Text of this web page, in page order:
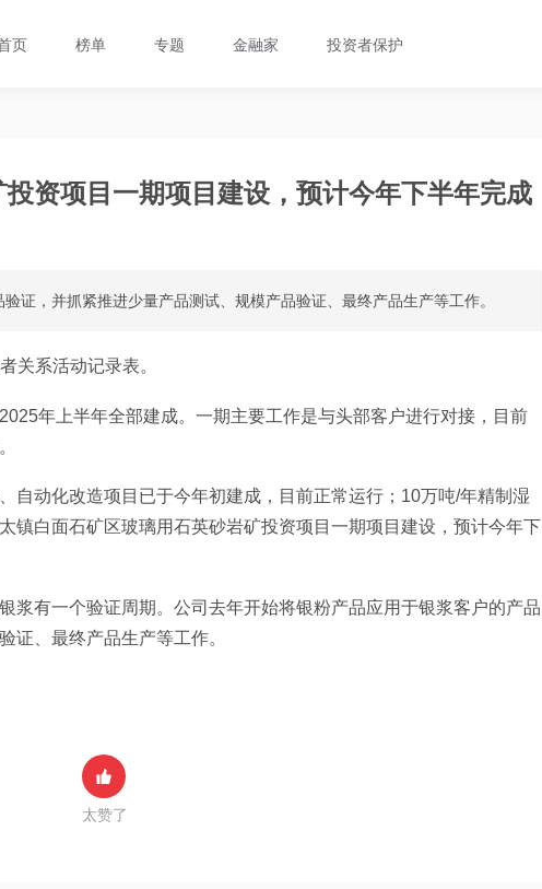
页 榜单 专题 金融家 投资者保护
资项目一期项目建设，预计今年下半年完成
证，并抓紧推进少量产品测试、规模产品验证、最终产品生产等工作。
关系活动记录表。
年上半年全部建成。一期主要工作是与头部客户进行对接，目前
自动化改造项目已于今年初建成，目前正常运行；10万吨/年精制湿
镇白面石矿区玻璃用石英砂岩矿投资项目一期项目建设，预计今年下
浆有一个验证周期。公司去年开始将银粉产品应用于银浆客户的产品
证、最终产品生产等工作。
太赞了